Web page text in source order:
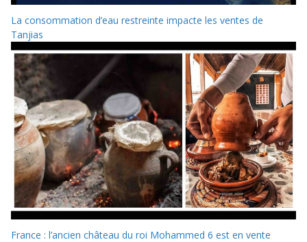
La consommation d’eau restreinte impacte les ventes de
Tanjias
France : l’ancien château du roi Mohammed 6 est en vente